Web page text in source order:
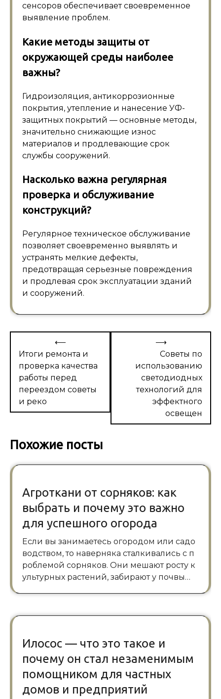
сенсоров обеспечивает своевременное
выявление проблем.
Какие методы защиты от
окружающей среды наиболее
важны?
Гидроизоляция, антикоррозионные
покрытия, утепление и нанесение УФ-
защитных покрытий — основные методы,
значительно снижающие износ
материалов и продлевающие срок
службы сооружений.
Насколько важна регулярная
проверка и обслуживание
конструкций?
Регулярное техническое обслуживание
позволяет своевременно выявлять и
устранять мелкие дефекты,
предотвращая серьезные повреждения
и продлевая срок эксплуатации зданий
и сооружений.
Навигация
по
записям
⟵
Итоги ремонта и
проверка качества
работы перед
переездом советы
и реко
Советы по
использованию
светодиодных
технологий для
эффектного
освещен
⟶
Похожие посты
Агроткани от сорняков: как
выбрать и почему это важно
для успешного огорода
Если вы занимаетесь огородом или садо
водством, то наверняка сталкивались с п
роблемой сорняков. Они мешают росту к
ультурных растений, забирают у почвы…
Илосос — что это такое и
почему он стал незаменимым
помощником для частных
домов и предприятий